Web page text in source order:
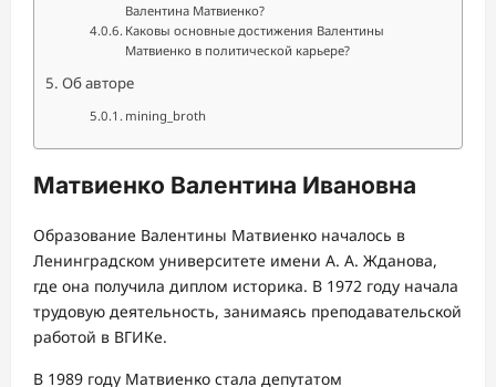
Валентина Матвиенко?
Каковы основные достижения Валентины
Матвиенко в политической карьере?
Об авторе
mining_broth
Матвиенко Валентина Ивановна
Образование Валентины Матвиенко началось в
Ленинградском университете имени А. А. Жданова,
где она получила диплом историка. В 1972 году начала
трудовую деятельность, занимаясь преподавательской
работой в ВГИКе.
В 1989 году Матвиенко стала депутатом